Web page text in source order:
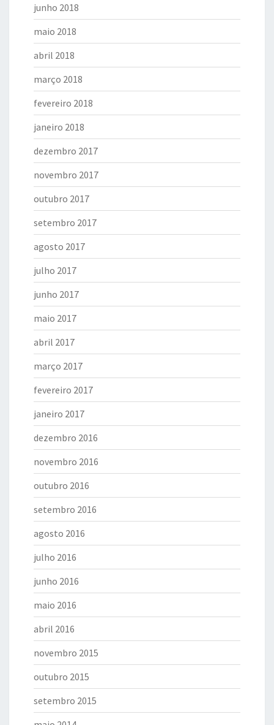
junho 2018
maio 2018
abril 2018
março 2018
fevereiro 2018
janeiro 2018
dezembro 2017
novembro 2017
outubro 2017
setembro 2017
agosto 2017
julho 2017
junho 2017
maio 2017
abril 2017
março 2017
fevereiro 2017
janeiro 2017
dezembro 2016
novembro 2016
outubro 2016
setembro 2016
agosto 2016
julho 2016
junho 2016
maio 2016
abril 2016
novembro 2015
outubro 2015
setembro 2015